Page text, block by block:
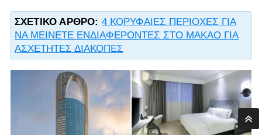
ΣΧΕΤΙΚΌ ΆΡΘΡΟ: 4 ΚΟΡΥΦΑΙΕΣ ΠΕΡΙΟΧΕΣ ΓΙΑ
ΝΑ ΜΕΙΝΕΤΕ ΕΝΔΙΑΦΕΡΟΝΤΕΣ ΣΤΟ ΜΑΚΑΟ ΓΙΑ
ΑΣΧΕΤΗΤΕΣ ΔΙΑΚΟΠΕΣ